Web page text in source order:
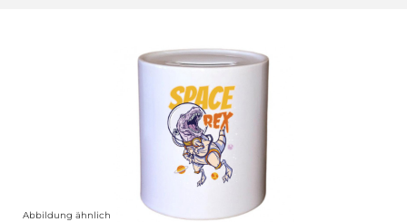
Abbildung ähnlich